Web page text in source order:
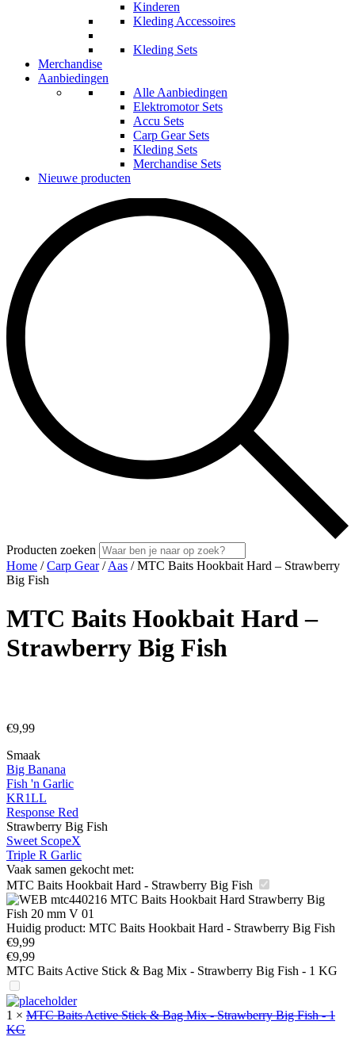
Kinderen
Kleding Accessoires
Kleding Sets
Merchandise
Aanbiedingen
Alle Aanbiedingen
Elektromotor Sets
Accu Sets
Carp Gear Sets
Kleding Sets
Merchandise Sets
Nieuwe producten
Producten zoeken
Home /Carp Gear/Aas / MTC Baits Hookbait Hard – Strawberry
Big Fish
MTC Baits Hookbait Hard –
Strawberry Big Fish
€9,99
Smaak
Big Banana
Fish 'n Garlic
KR1LL
Response Red
Strawberry Big Fish
Sweet ScopeX
Triple R Garlic
Vaak samen gekocht met:
MTC Baits Hookbait Hard - Strawberry Big Fish
Huidig product: MTC Baits Hookbait Hard - Strawberry Big Fish
€9,99
€9,99
MTC Baits Active Stick & Bag Mix - Strawberry Big Fish - 1 KG
1 × MTC Baits Active Stick & Bag Mix - Strawberry Big Fish - 1
KG